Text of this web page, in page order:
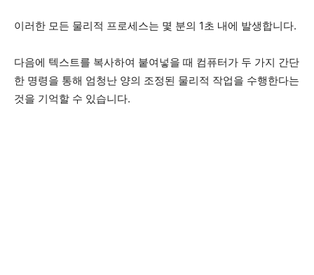
이러한 모든 물리적 프로세스는 몇 분의 1초 내에 발생합니다.
다음에 텍스트를 복사하여 붙여넣을 때 컴퓨터가 두 가지 간단
한 명령을 통해 엄청난 양의 조정된 물리적 작업을 수행한다는
것을 기억할 수 있습니다.